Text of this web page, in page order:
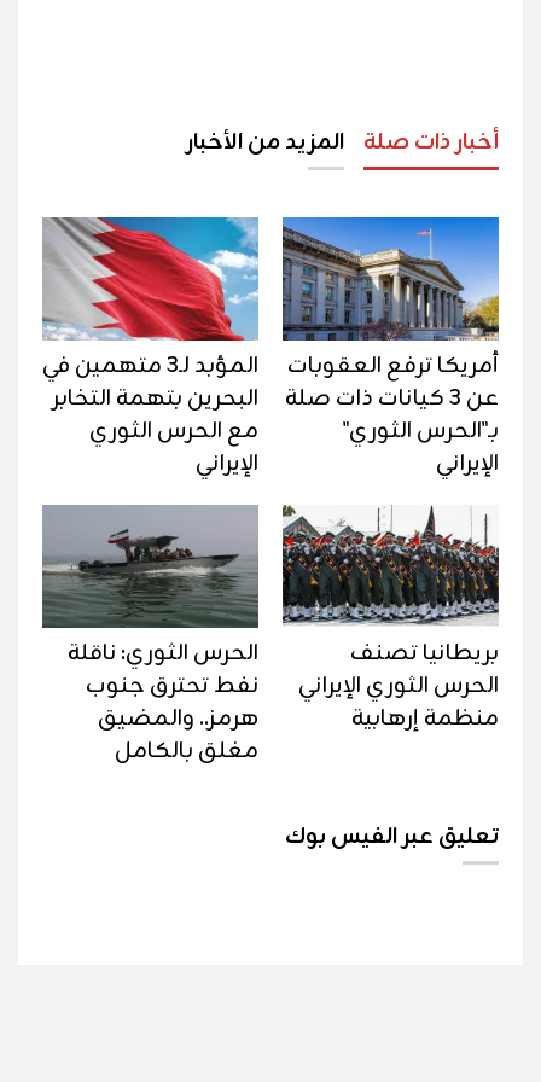
أخبار ذات صلة المزيد من الأخبار
أمريكا ترفع العقوبات
عن 3 كيانات ذات صلة
بـ"الحرس الثوري"
الإيراني
المؤبد لـ3 متهمين في
البحرين بتهمة التخابر
مع الحرس الثوري
الإيراني
بريطانيا تصنف
الحرس الثوري الإيراني
منظمة إرهابية
الحرس الثوري: ناقلة
نفط تحترق جنوب
هرمز.. والمضيق
مغلق بالكامل
تعليق عبر الفيس بوك